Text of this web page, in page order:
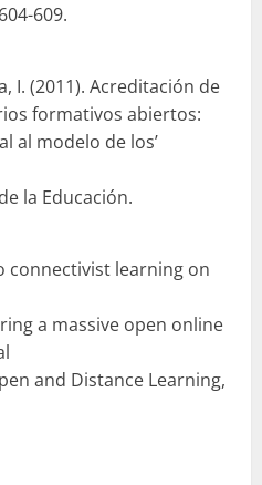
609.
I. (2011). Acreditación de
formativos abiertos:
al modelo de los’
la Educación.
connectivist learning on
a massive open online
and Distance Learning,